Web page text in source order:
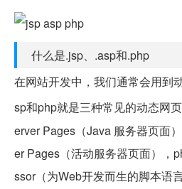
什么是.jsp、.asp和.php
在网站开发中，我们通常会用到
sp和php就是三种常见的动态网
erver Pages（Java 服务器页面
er Pages（活动服务器页面），
ssor（为Web开发而生的脚本语